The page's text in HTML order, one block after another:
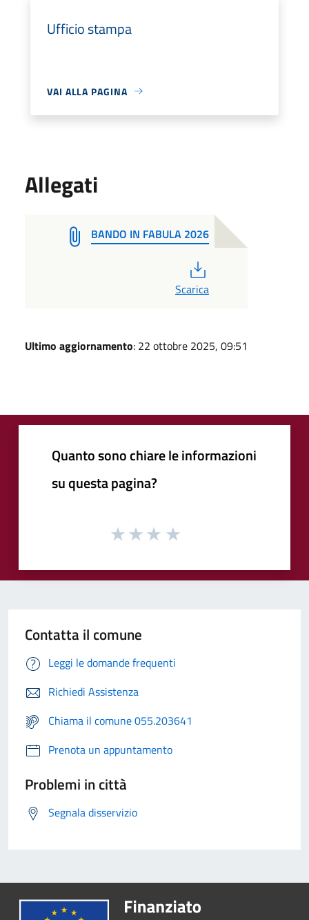
Ufficio stampa
VAI ALLA PAGINA
Allegati
BANDO IN FABULA 2026
Scarica
Ultimo aggiornamento: 22 ottobre 2025, 09:51
Quanto sono chiare le informazioni
su questa pagina?
Contatta il comune
Leggi le domande frequenti
Richiedi Assistenza
Chiama il comune 055.203641
Prenota un appuntamento
Problemi in città
Segnala disservizio